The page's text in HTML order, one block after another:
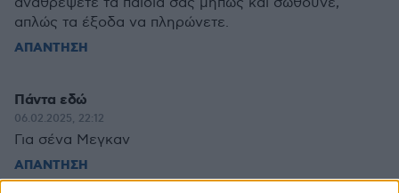
απλώς τα έξοδα να πληρώνετε.
ΑΠΑΝΤΗΣΗ
Πάντα εδώ
06.02.2025, 22:12
Για σένα Μεγκαν
ΑΠΑΝΤΗΣΗ